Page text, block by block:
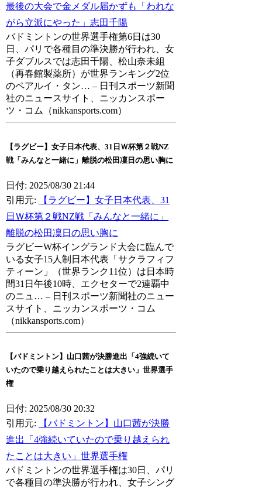
最後の大会で金メダル届かずも「われな
がら立派にやった」志田千陽
バドミントンの世界選手権第6日は30
日、パリで各種目の準決勝が行われ、女
子ダブルスでは志田千陽、松山奈未組
（再春館製薬所）が世界ランキング2位
のペアルイ・タン… – 日刊スポーツ新聞
社のニュースサイト、ニッカンスポー
ツ・コム（nikkansports.com）
【ラグビー】女子日本代表、31日Ｗ杯第２戦NZ
戦「みんなと一緒に」離脱の松田凜日の思い胸に
日付: 2025/08/30 21:44
引用元:
【ラグビー】女子日本代表、31
日Ｗ杯第２戦NZ戦「みんなと一緒に」
離脱の松田凜日の思い胸に
ラグビーW杯イングランド大会に臨んで
いる女子15人制日本代表「サクラフィフ
ティーン」（世界ランク11位）は日本時
間31日午後10時、エクセターで2連覇中
のニュ… – 日刊スポーツ新聞社のニュー
スサイト、ニッカンスポーツ・コム
（nikkansports.com）
【バドミントン】山口茜が決勝進出「4強続いて
いたので乗り越えられたことは大きい」世界選手
権
日付: 2025/08/30 20:32
引用元:
【バドミントン】山口茜が決勝
進出「4強続いていたので乗り越えられ
たことは大きい」世界選手権
バドミントンの世界選手権は30日、パリ
で各種目の準決勝が行われ、女子シング